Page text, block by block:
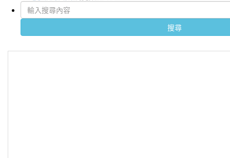
搜尋